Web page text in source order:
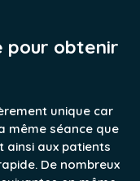
pour obtenir
unique car
même séance que
ainsi aux patients
De nombreux